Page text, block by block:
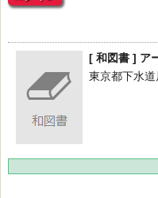
[ 和図書 ] ア
東京都下水